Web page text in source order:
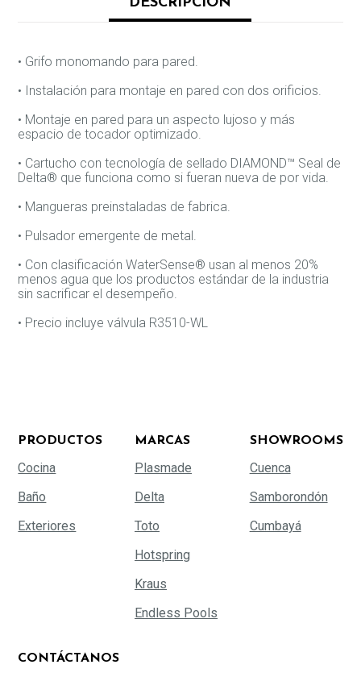
DESCRIPCIÓN
• Grifo monomando para pared.
• Instalación para montaje en pared con dos orificios.
• Montaje en pared para un aspecto lujoso y más
espacio de tocador optimizado.
• Cartucho con tecnología de sellado DIAMOND™ Seal de
Delta® que funciona como si fueran nueva de por vida.
• Mangueras preinstaladas de fabrica.
• Pulsador emergente de metal.
• Con clasificación WaterSense® usan al menos 20%
menos agua que los productos estándar de la industria
sin sacrificar el desempeño.
• Precio incluye válvula R3510-WL
PRODUCTOS
Cocina
Baño
Exteriores
MARCAS
Plasmade
Delta
Toto
Hotspring
Kraus
Endless Pools
SHOWROOMS
Cuenca
Samborondón
Cumbayá
CONTÁCTANOS